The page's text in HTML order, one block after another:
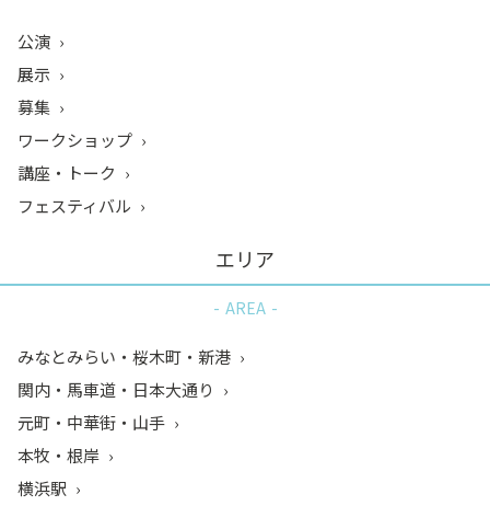
公演
展示
募集
ワークショップ
講座・トーク
フェスティバル
エリア
AREA
みなとみらい・桜木町・新港
関内・馬車道・日本大通り
元町・中華街・山手
本牧・根岸
横浜駅